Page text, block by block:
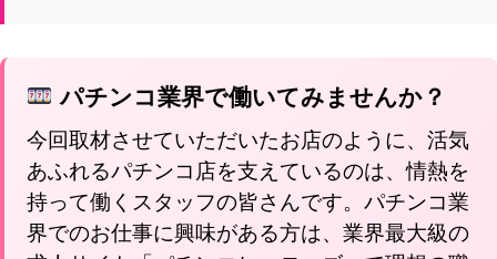
パチンコ業界で働いてみませんか？
今回取材させていただいたお店のように、活気
あふれるパチンコ店を支えているのは、情熱を
持って働くスタッフの皆さんです。パチンコ業
界でのお仕事に興味がある方は、業界最大級の